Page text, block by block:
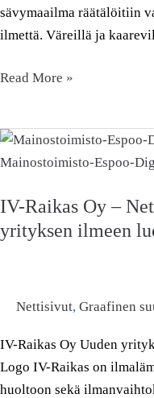
sävymaailma räätälöitiin
ilmettä. Väreillä ja
Read More »
IV-Raikas Oy –
yrityksen ilmeen
Nettisivut, Graafinen
IV-Raikas Oy Uuden
Logo IV-Raikas on
huoltoon sekä
IV-
Raikas
Nettisivut
yrityksen
ilmeen
luonti